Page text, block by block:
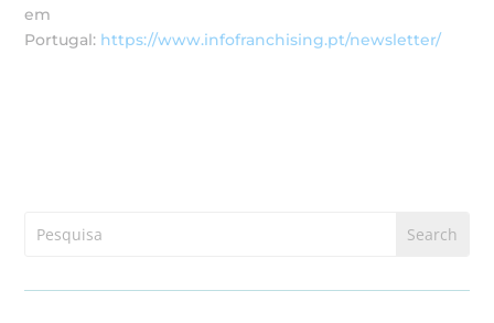
em
Portugal: https://www.infofranchising.pt/newsletter/